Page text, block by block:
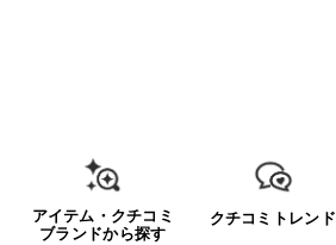
アイテム・クチコミ
ブランドから探す
クチコミトレンド